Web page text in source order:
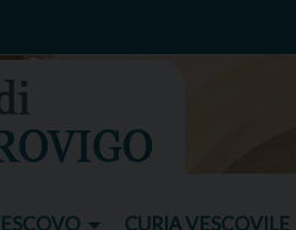
CURIA VESCOVILE